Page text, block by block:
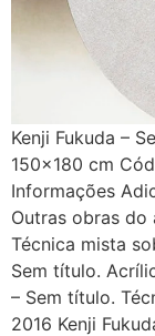
Kenji Fukuda –
150×180 cm
Informações
Outras obras do
Técnica mista
Sem título.
– Sem título.
2016 Kenji